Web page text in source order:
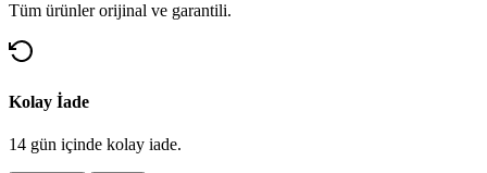
Tüm ürünler orijinal ve garantili.
Kolay İade
14 gün içinde kolay iade.